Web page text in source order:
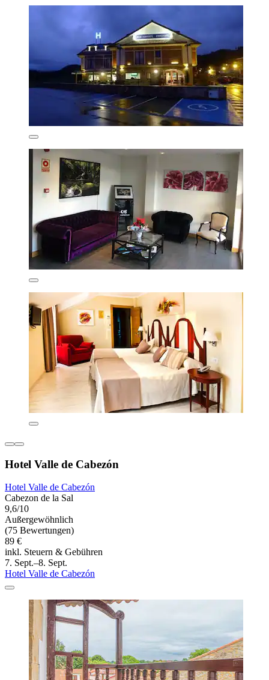
Hotel Valle de Cabezón
Hotel Valle de Cabezón
Cabezon de la Sal
9,6/10
Außergewöhnlich
(75 Bewertungen)
89 €
inkl. Steuern & Gebühren
7. Sept.–8. Sept.
Hotel Valle de Cabezón